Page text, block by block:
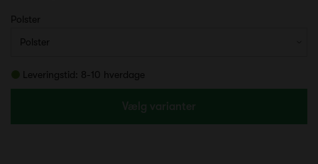
Polster
Leveringstid: 8-10 hverdage
Vælg varianter